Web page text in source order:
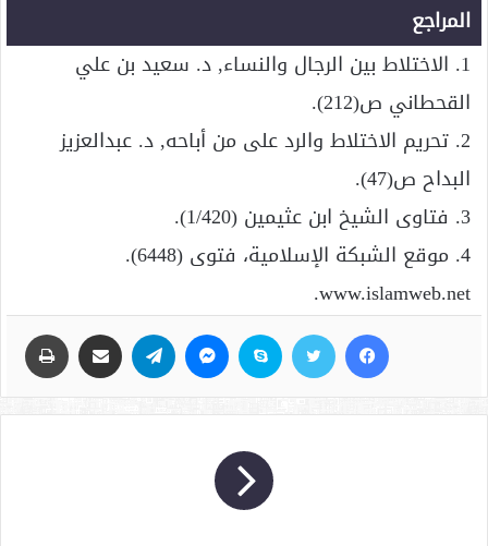
المراجع
1. الاختلاط بين الرجال والنساء, د. سعيد بن علي
القحطاني ص(212).
2. تحريم الاختلاط والرد على من أباحه, د. عبدالعزيز
البداح ص(47).
3. فتاوى الشيخ ابن عثيمين (1/420).
4. موقع الشبكة الإسلامية، فتوى (6448).
www.islamweb.net.